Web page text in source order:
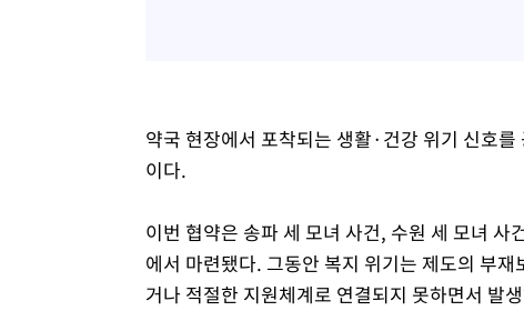
약국 현장에서 포착되는 생활·건강 위기 신호
이다.
이번 협약은 송파 세 모녀 사건, 수원 세 모녀
에서 마련됐다. 그동안 복지 위기는 제도의 부
거나 적절한 지원체계로 연결되지 못하면서 발